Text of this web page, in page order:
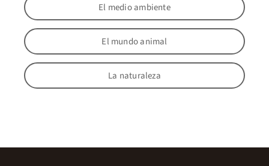
El medio ambiente
El mundo animal
La naturaleza